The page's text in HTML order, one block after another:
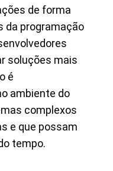
de forma
da programação
soluções mais
é
ambiente do
complexos
e que possam
tempo.